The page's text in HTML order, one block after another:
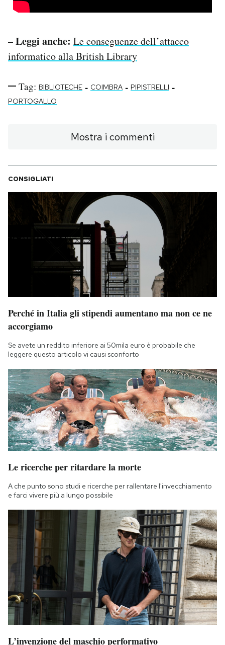
– Leggi anche: Le conseguenze dell’attacco
informatico alla British Library
Tag: BIBLIOTECHE - COIMBRA - PIPISTRELLI -
PORTOGALLO
Mostra i commenti
CONSIGLIATI
Perché in Italia gli stipendi aumentano ma non ce ne
accorgiamo
Se avete un reddito inferiore ai 50mila euro è probabile che
leggere questo articolo vi causi sconforto
Le ricerche per ritardare la morte
A che punto sono studi e ricerche per rallentare l'invecchiamento
e farci vivere più a lungo possibile
L’invenzione del maschio performativo